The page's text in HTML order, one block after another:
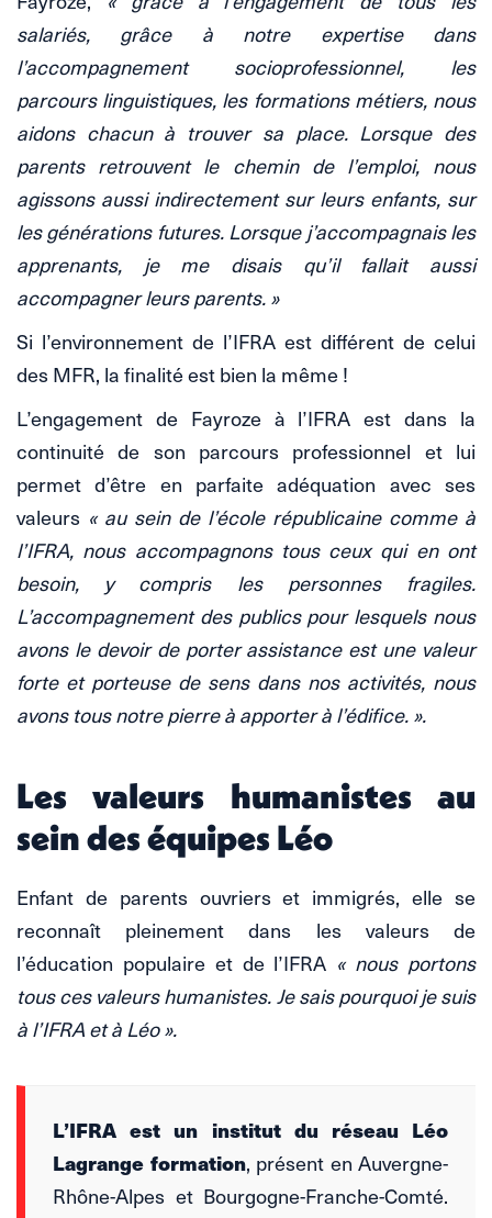
salariés, grâce à notre expertise dans
l’accompagnement socioprofessionnel, les
parcours linguistiques, les formations métiers, nous
aidons chacun à trouver sa place. Lorsque des
parents retrouvent le chemin de l’emploi, nous
agissons aussi indirectement sur leurs enfants, sur
les générations futures. Lorsque j’accompagnais les
apprenants, je me disais qu’il fallait aussi
accompagner leurs parents. »
Si l’environnement de l’IFRA est différent de celui
des MFR, la finalité est bien la même !
L’engagement de Fayroze à l’IFRA est dans la
continuité de son parcours professionnel et lui
permet d’être en parfaite adéquation avec ses
valeurs « au sein de l’école républicaine comme à
l’IFRA, nous accompagnons tous ceux qui en ont
besoin, y compris les personnes fragiles.
L’accompagnement des publics pour lesquels nous
avons le devoir de porter assistance est une valeur
forte et porteuse de sens dans nos activités, nous
avons tous notre pierre à apporter à l’édifice. ».
Les valeurs humanistes au
sein des équipes Léo
Enfant de parents ouvriers et immigrés, elle se
reconnaît pleinement dans les valeurs de
l’éducation populaire et de l’IFRA « nous portons
tous ces valeurs humanistes. Je sais pourquoi je suis
à l’IFRA et à Léo ».
L’IFRA est un institut du réseau Léo
Lagrange formation, présent en Auvergne-
Rhône-Alpes et Bourgogne-Franche-Comté.